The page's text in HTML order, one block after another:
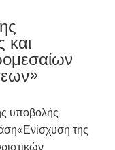
και
υποβολής
της